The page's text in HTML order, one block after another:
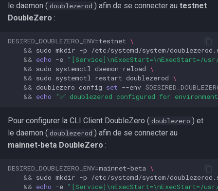
le daemon ( doublezerod ) afin de se connecter au testnet
DoubleZero :
DESIRED_DOUBLEZERO_ENV=testnet \
&& sudo mkdir -p
/etc/systemd/system/
&& echo -e "[Service]\nExecStart=\nExecStart=/
&& sudo systemctl daemon-reload \
&& sudo systemctl restart doublezerod \
&& doublezero config set --env
&& echo "✅ doublezerod configured for
Pour configurer la CLI Client DoubleZero ( doublezero ) et
le daemon ( doublezerod ) afin de se connecter au
mainnet-beta DoubleZero :
DESIRED_DOUBLEZERO_ENV=mainnet-beta \
&& sudo mkdir -p
/etc/systemd/system/
&& echo -e "[Service]\nExecStart=\nExecStart=/